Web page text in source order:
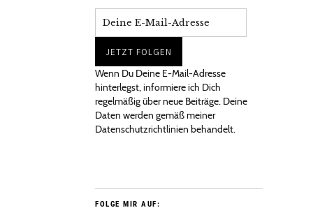
Wenn Du Deine E-Mail-Adresse
hinterlegst, informiere ich Dich
regelmäßig über neue Beiträge. Deine
Daten werden gemäß meiner
Datenschutzrichtlinien behandelt.
FOLGE MIR AUF: